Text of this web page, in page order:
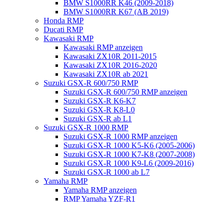
BMW S1000RR K46 (2009-2018)
BMW S1000RR K67 (AB 2019)
Honda RMP
Ducati RMP
Kawasaki RMP
Kawasaki RMP anzeigen
Kawasaki ZX10R 2011-2015
Kawasaki ZX10R 2016-2020
Kawasaki ZX10R ab 2021
Suzuki GSX-R 600/750 RMP
Suzuki GSX-R 600/750 RMP anzeigen
Suzuki GSX-R K6-K7
Suzuki GSX-R K8-L0
Suzuki GSX-R ab L1
Suzuki GSX-R 1000 RMP
Suzuki GSX-R 1000 RMP anzeigen
Suzuki GSX-R 1000 K5-K6 (2005-2006)
Suzuki GSX-R 1000 K7-K8 (2007-2008)
Suzuki GSX-R 1000 K9-L6 (2009-2016)
Suzuki GSX-R 1000 ab L7
Yamaha RMP
Yamaha RMP anzeigen
RMP Yamaha YZF-R1